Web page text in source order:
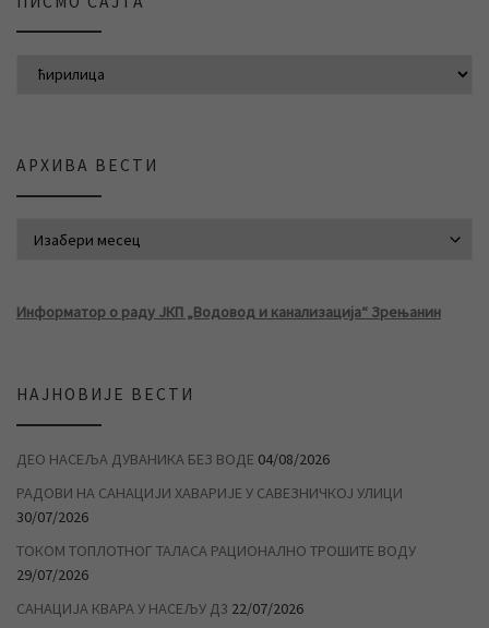
АРХИВА ВЕСТИ
Информатор о раду ЈКП „Водовод и канализација“ Зрењанин
НАЈНОВИЈЕ ВЕСТИ
ДЕО НАСЕЉА ДУВАНИКА БЕЗ ВОДЕ 04/08/2026
РАДОВИ НА САНАЦИЈИ ХАВАРИЈЕ У САВЕЗНИЧКОЈ УЛИЦИ
30/07/2026
ТОКОМ ТОПЛОТНОГ ТАЛАСА РАЦИОНАЛНО ТРОШИТЕ ВОДУ
29/07/2026
САНАЦИЈА КВАРА У НАСЕЉУ Д3 22/07/2026